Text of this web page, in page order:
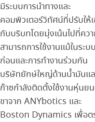
มีระบบการนำทางและ
คอมพิวเตอร์วิทัศน์ที่ปรับให้เ
กับบริบทโดยมุ่งเน้นไปที่คว
สามารถการใช้งานแม้ในระบ
ก่อนและการทำงานร่วมกัน
บริษัทยักษ์ใหญ่ด้านน้ำมันแ
ก๊าซกำลังติดตั้งใช้งานหุ่นย
ขาจาก ANYbotics และ
Boston Dynamics เพื่อต